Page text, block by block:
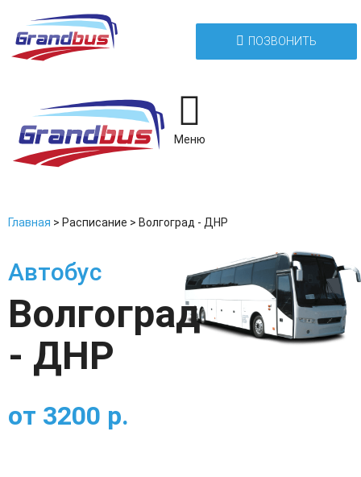
ПОЗВОНИТЬ
Меню
Главная > Расписание > Волгоград - ДНР
Автобус
Волгоград
- ДНР
от 3200 р.